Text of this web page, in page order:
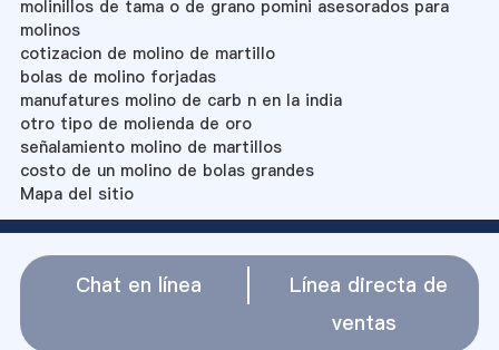
molinillos de tama o de grano pomini asesorados para
molinos
cotizacion de molino de martillo
bolas de molino forjadas
manufatures molino de carb n en la india
otro tipo de molienda de oro
señalamiento molino de martillos
costo de un molino de bolas grandes
Mapa del sitio
Chat en línea
Línea directa de
ventas